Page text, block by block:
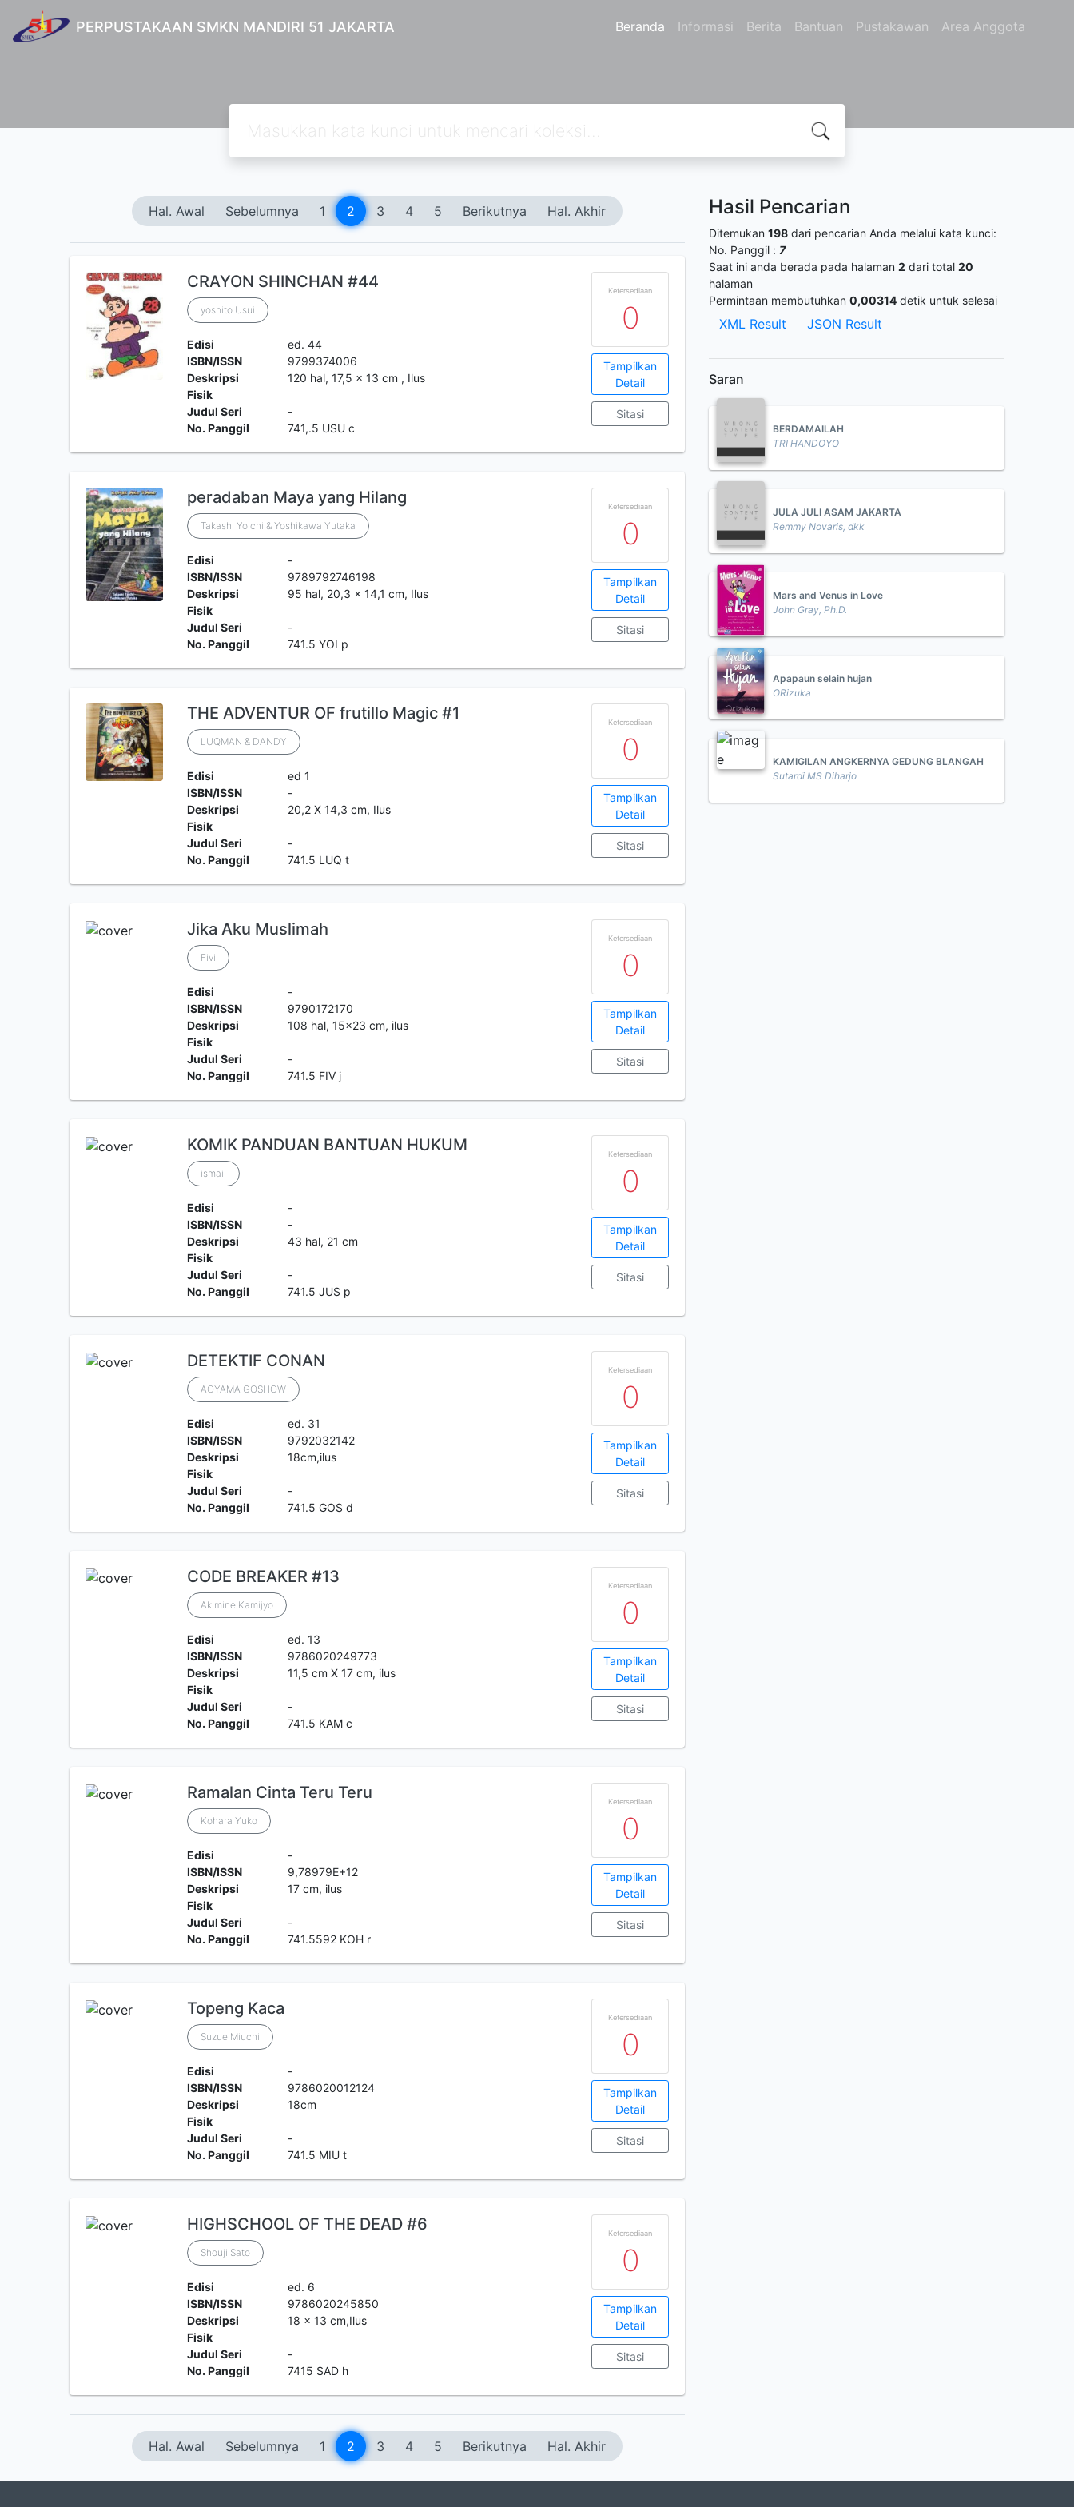
PERPUSTAKAAN SMKN MANDIRI 51 JAKARTA Beranda Informasi Berita Bantuan Pustakawan Area Anggota
Hal. Awal Sebelumnya 1 2 3 4 5 Berikutnya Hal. Akhir
CRAYON SHINCHAN #44
yoshito Usui
Edisi
ed. 44
ISBN/ISSN
9799374006
Deskripsi
Fisik
120 hal, 17,5 x 13 cm , Ilus
Judul Seri
-
No. Panggil
741,.5 USU c
Ketersediaan
0
Tampilkan
Detail
Sitasi
peradaban Maya yang Hilang
Takashi Yoichi & Yoshikawa Yutaka
Edisi
-
ISBN/ISSN
9789792746198
Deskripsi
Fisik
95 hal, 20,3 x 14,1 cm, Ilus
Judul Seri
-
No. Panggil
741.5 YOI p
Ketersediaan
0
Tampilkan
Detail
Sitasi
THE ADVENTUR OF frutillo Magic #1
LUQMAN & DANDY
Edisi
ed 1
ISBN/ISSN
-
Deskripsi
Fisik
20,2 X 14,3 cm, Ilus
Judul Seri
-
No. Panggil
741.5 LUQ t
Ketersediaan
0
Tampilkan
Detail
Sitasi
Jika Aku Muslimah
Fivi
Edisi
-
ISBN/ISSN
9790172170
Deskripsi
Fisik
108 hal, 15x23 cm, ilus
Judul Seri
-
No. Panggil
741.5 FIV j
Ketersediaan
0
Tampilkan
Detail
Sitasi
KOMIK PANDUAN BANTUAN HUKUM
ismail
Edisi
-
ISBN/ISSN
-
Deskripsi
Fisik
43 hal, 21 cm
Judul Seri
-
No. Panggil
741.5 JUS p
Ketersediaan
0
Tampilkan
Detail
Sitasi
DETEKTIF CONAN
AOYAMA GOSHOW
Edisi
ed. 31
ISBN/ISSN
9792032142
Deskripsi
Fisik
18cm,ilus
Judul Seri
-
No. Panggil
741.5 GOS d
Ketersediaan
0
Tampilkan
Detail
Sitasi
CODE BREAKER #13
Akimine Kamijyo
Edisi
ed. 13
ISBN/ISSN
9786020249773
Deskripsi
Fisik
11,5 cm X 17 cm, ilus
Judul Seri
-
No. Panggil
741.5 KAM c
Ketersediaan
0
Tampilkan
Detail
Sitasi
Ramalan Cinta Teru Teru
Kohara Yuko
Edisi
-
ISBN/ISSN
9,78979E+12
Deskripsi
Fisik
17 cm, ilus
Judul Seri
-
No. Panggil
741.5592 KOH r
Ketersediaan
0
Tampilkan
Detail
Sitasi
Topeng Kaca
Suzue Miuchi
Edisi
-
ISBN/ISSN
9786020012124
Deskripsi
Fisik
18cm
Judul Seri
-
No. Panggil
741.5 MIU t
Ketersediaan
0
Tampilkan
Detail
Sitasi
HIGHSCHOOL OF THE DEAD #6
Shouji Sato
Edisi
ed. 6
ISBN/ISSN
9786020245850
Deskripsi
Fisik
18 x 13 cm,Ilus
Judul Seri
-
No. Panggil
7415 SAD h
Ketersediaan
0
Tampilkan
Detail
Sitasi
Hal. Awal Sebelumnya 1 2 3 4 5 Berikutnya Hal. Akhir
Hasil Pencarian
Ditemukan 198 dari pencarian Anda melalui kata kunci:
No. Panggil : 7
Saat ini anda berada pada halaman 2 dari total 20
halaman
Permintaan membutuhkan 0,00314 detik untuk selesai
XML Result JSON Result
Saran
BERDAMAILAH
TRI HANDOYO
JULA JULI ASAM JAKARTA
Remmy Novaris, dkk
Mars and Venus in Love
John Gray, Ph.D.
Apapaun selain hujan
ORizuka
KAMIGILAN ANGKERNYA GEDUNG BLANGAH
Sutardi MS Diharjo